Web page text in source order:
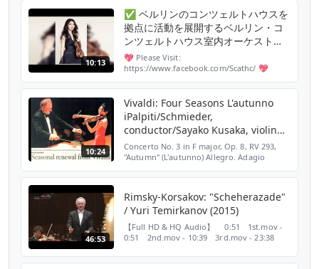
whether there is a ...
10:13
✅ ベルリンのコンツェルトハウスを
拠点に活動を展開するベルリン・コ
ンツェルトハウス室内オーケスト
ラ。この腕利き集団を率いるのが日
本の名手、日下紗矢子であることが
💖 Please Visit:
https://www.facebook.com/Scathc/ 💖
sub_confirmation=1 ✍ ベルリンのコンツェ
ルトハウスを拠点に活動を展開するベ...
10:24
Vivaldi: Four Seasons L'autunno
iPalpiti/Schmieder,
conductor/Sayako Kusaka, violin
soloist
Concerto No. 3 in F major, Op. 8, RV 293,
"Autumn" (L'autunno) Allegro. Adagio
46:53
Rimsky-Korsakov: "Scheherazade"
/ Yuri Temirkanov (2015)
【Full HD & HQ Audio】 0:51 1st.mov -
0:51 2nd.mov - 10:39 3rd.mov - 23:38